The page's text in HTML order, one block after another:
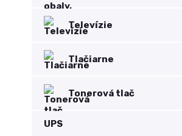
Televízie
Tlačiarne
Tonerová tlač
UPS